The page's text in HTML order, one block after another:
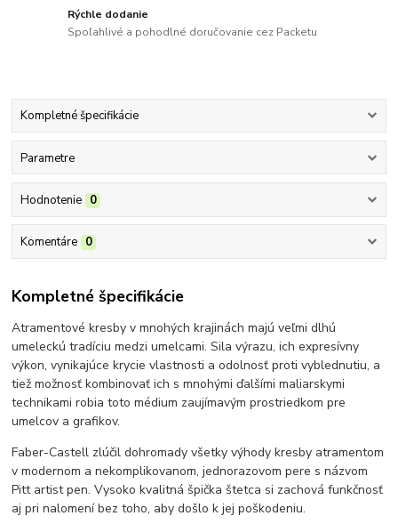
Rýchle dodanie
Spoľahlivé a pohodlné doručovanie cez Packetu
Kompletné špecifikácie
Parametre
Hodnotenie 0
Komentáre 0
Kompletné špecifikácie
Atramentové kresby v mnohých krajinách majú veľmi dlhú
umeleckú tradíciu medzi umelcami. Sila výrazu, ich expresívny
výkon, vynikajúce krycie vlastnosti a odolnosť proti vyblednutiu, a
tiež možnosť kombinovať ich s mnohými ďalšími maliarskymi
technikami robia toto médium zaujímavým prostriedkom pre
umelcov a grafikov.
Faber-Castell zlúčil dohromady všetky výhody kresby atramentom
v modernom a nekomplikovanom, jednorazovom pere s názvom
Pitt artist pen. Vysoko kvalitná špička štetca si zachová funkčnosť
aj pri nalomení bez toho, aby došlo k jej poškodeniu.